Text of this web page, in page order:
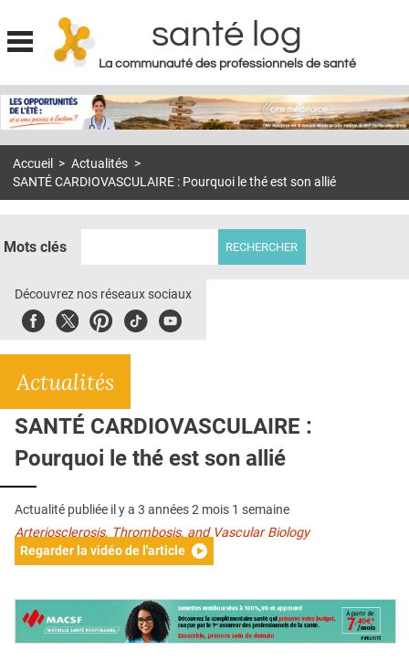
Jump to navigation
santé log
La communauté des professionnels de santé
MON COMPTE
S'ABONNER À LA REVUE SOIN À DOMICILE
DOSSIERS
E-REVUE SAD
L'APP
QUI SOMMES-NOUS ?
PUBLICITÉ
CONDITIONS GÉNÉRALES
CONTACT
CRÉDITS
Accueil > Actualités >
SANTÉ CARDIOVASCULAIRE : Pourquoi le thé est son allié
Mots clés
Découvrez nos réseaux sociaux
FacebookTwitterPinterest
TiktokYoubute
Actualités
SANTÉ CARDIOVASCULAIRE :
Pourquoi le thé est son allié
Actualité publiée il y a 3 années 2 mois 1 semaine
Arteriosclerosis, Thrombosis, and Vascular Biology
Regarder la vidéo de l'article